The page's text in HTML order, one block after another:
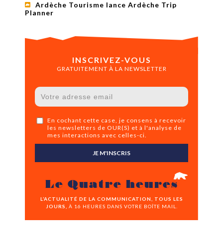
Ardèche Tourisme lance Ardèche Trip
Planner
INSCRIVEZ-VOUS
GRATUITEMENT À LA NEWSLETTER
En cochant cette case, je consens à recevoir
les newsletters de OUR(S) et à l'analyse de
mes interactions avec celles-ci.
JE M'INSCRIS
Le Quatre heures
L’ACTUALITÉ DE LA COMMUNICATION, TOUS LES
JOURS,
À 16 HEURES DANS VOTRE BOÎTE MAIL.